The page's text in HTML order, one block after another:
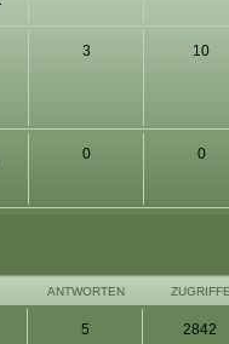
3 10
0 0
ANTWORTEN ZUGRIFFE
5 2842